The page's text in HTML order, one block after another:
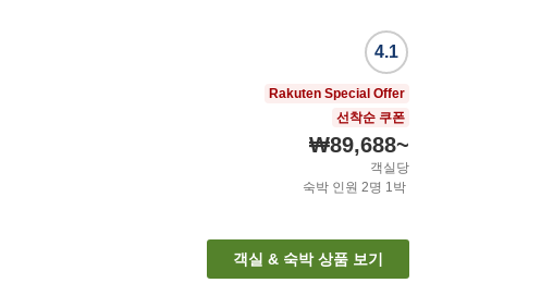
4.1
Rakuten Special Offer
선착순 쿠폰
₩89,688~
객실당
숙박 인원 2명 1박
객실 & 숙박 상품 보기